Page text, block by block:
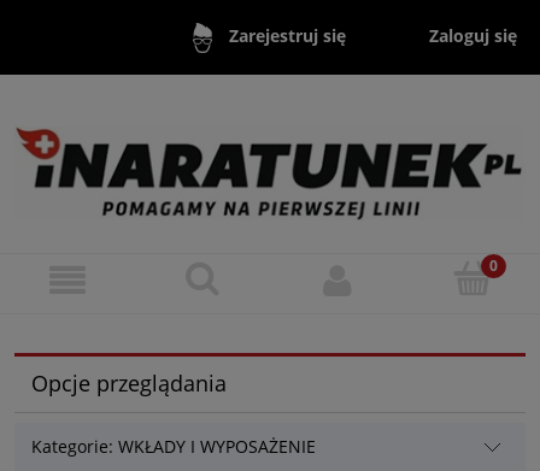
Zarejestruj się Zaloguj się
Opcje przeglądania
Kategorie: WKŁADY I WYPOSAŻENIE